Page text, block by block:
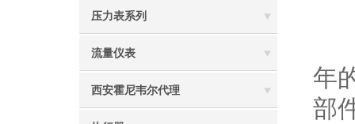
压力表系列
流量仪表
西安霍尼韦尔代理
年
部